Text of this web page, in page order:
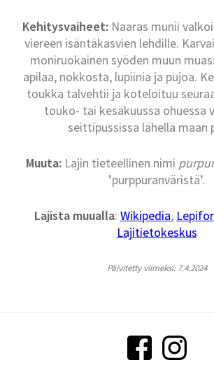
Kehitysvaiheet:Naaras munii
viereen isäntäkasvien lehdille.
moniruokainen syöden muun
apilaa, nokkosta, lupiinia ja pujoa.
toukka talvehtii ja koteloituu
touko- tai kesäkuussa ohuessa
seittipussissa lähellä maan
Muuta:Lajin tieteellinen nimi
’purppuranväristä’.
Lajista muualla: Wikipedia,
Lajitietokeskus
Päivitetty viimeksi: 7.4.2024